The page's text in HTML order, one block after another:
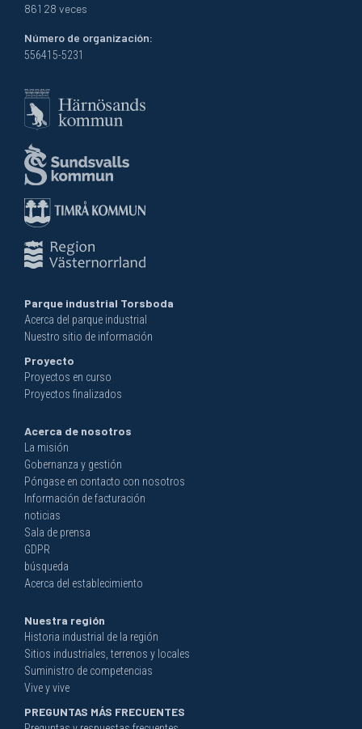
861 28 veces
Número de organización:
556415-5231
Parque industrial Torsboda
Acerca del parque industrial
Nuestro sitio de información
Proyecto
Proyectos en curso
Proyectos finalizados
Acerca de nosotros
La misión
Gobernanza y gestión
Póngase en contacto con nosotros
Información de facturación
noticias
Sala de prensa
GDPR
búsqueda
Acerca del establecimiento
Nuestra región
Historia industrial de la región
Sitios industriales, terrenos y locales
Suministro de competencias
Vive y vive
PREGUNTAS MÁS FRECUENTES